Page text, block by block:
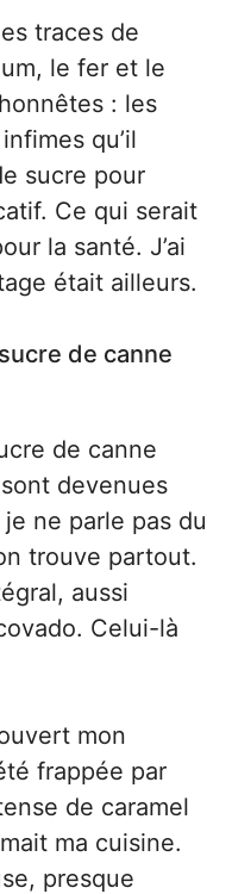
traces de
le fer et le
: les
qu’il
sucre pour
Ce qui serait
la santé. J’ai
était ailleurs.
de canne
de canne
devenues
ne parle pas du
trouve partout.
aussi
Celui-là
mon
frappée par
de caramel
ma cuisine.
presque